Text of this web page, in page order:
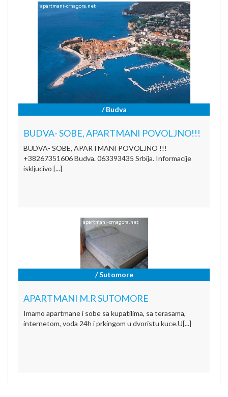
/ Budva
BUDVA- SOBE, APARTMANI POVOLJNO!!!
BUDVA- SOBE, APARTMANI POVOLJNO !!!
+38267351606 Budva. 063393435 Srbija. Informacije
iskljucivo [...]
/ Sutomore
APARTMANI M.R SUTOMORE
Imamo apartmane i sobe sa kupatilima, sa terasama,
internetom, voda 24h i prkingom u dvoristu kuce.U[...]